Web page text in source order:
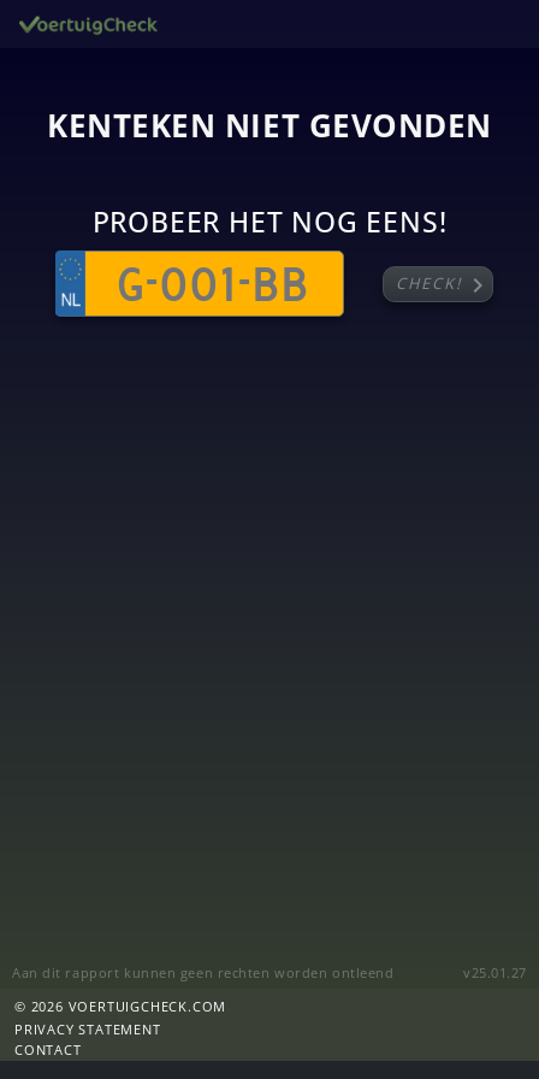
KENTEKEN NIET GEVONDEN
PROBEER HET NOG EENS!
CHECK! chevron_right
Aan dit rapport kunnen geen rechten worden ontleend
v25.01.27
© 2026 VOERTUIGCHECK.COM
PRIVACY STATEMENT
CONTACT